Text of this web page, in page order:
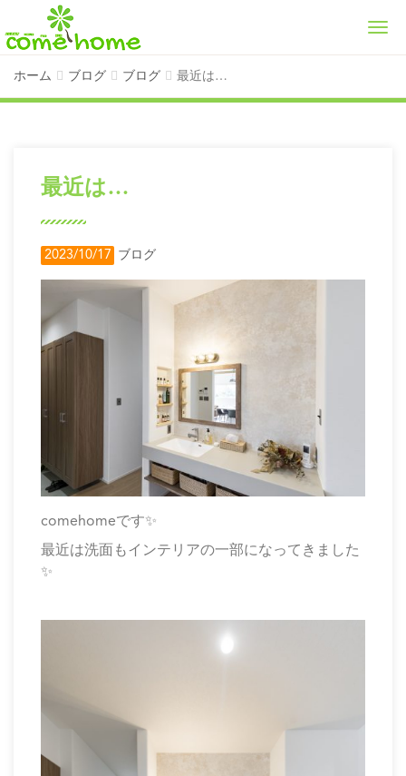
ホーム ブログ ブログ 最近は…
最近は…
2023/10/17 ブログ
comehomeです✨
最近は洗面もインテリアの一部になってきました
✨